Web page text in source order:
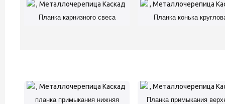
Планка карнизного свеса Планка конька
планка примыкания нижняя Планка примыкания